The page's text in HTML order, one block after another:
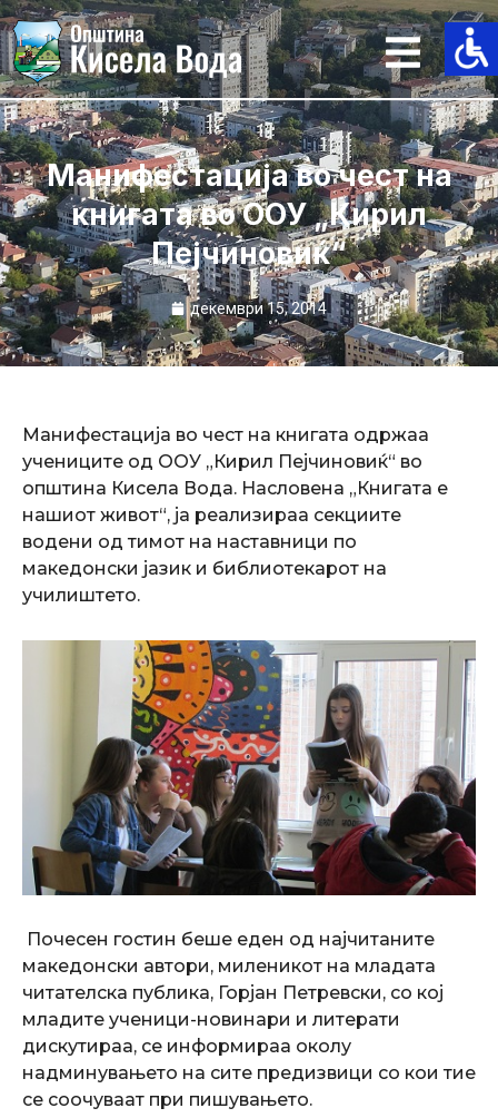
Skip
to
content
Манифестација во чест на
книгата во ООУ „Кирил
Пејчиновиќ“
декември 15, 2014
Манифестација во чест на книгата одржаа
учениците од ООУ „Кирил Пејчиновиќ“ во
општина Кисела Вода. Насловена „Книгата е
нашиот живот“, ја реализираа секциите
водени од тимот на наставници по
македонски јазик и библиотекарот на
училиштето.
Почесен гостин беше еден од најчитаните
македонски автори, миленикот на младата
читателска публика, Горјан Петревски, со кој
младите ученици-новинари и литерати
дискутираа, се информираа околу
надминувањето на сите предизвици со кои тие
се соочуваат при пишувањето.